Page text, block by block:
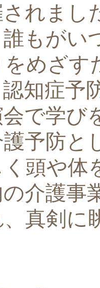
れまし
もがい
をめざ
知症予
で学び
護予防と
く頭や
介護事
真剣に